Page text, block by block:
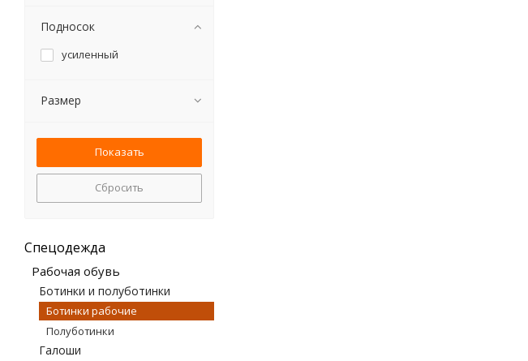
Подносок
усиленный
Размер
Сбросить
Спецодежда
Рабочая обувь
Ботинки и полуботинки
Ботинки рабочие
Полуботинки
Галоши